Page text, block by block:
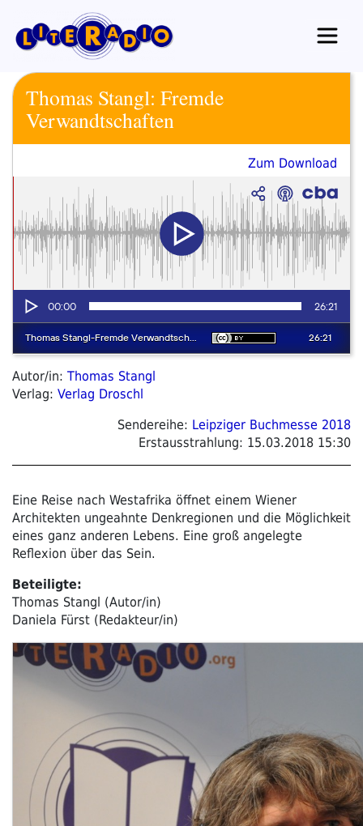
Inhalt
springen
Thomas Stangl: Fremde
Verwandtschaften
Zum Download
Autor/in: Thomas Stangl
Verlag: Verlag Droschl
Sendereihe: Leipziger Buchmesse 2018
Erstausstrahlung: 15.03.2018 15:30
Eine Reise nach Westafrika öffnet einem Wiener
Architekten ungeahnte Denkregionen und die Möglichkeit
eines ganz anderen Lebens. Eine groß angelegte
Reflexion über das Sein.
Beteiligte:
Thomas Stangl (Autor/in)
Daniela Fürst (Redakteur/in)